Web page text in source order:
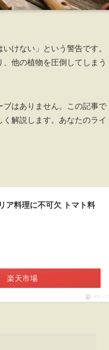
けない」という警告です。
他の植物を圧倒してしまう
ブはありません。この記事で
解説します。あなたのライ
ア料理に不可欠 トマト料
楽天市場
ポチップ